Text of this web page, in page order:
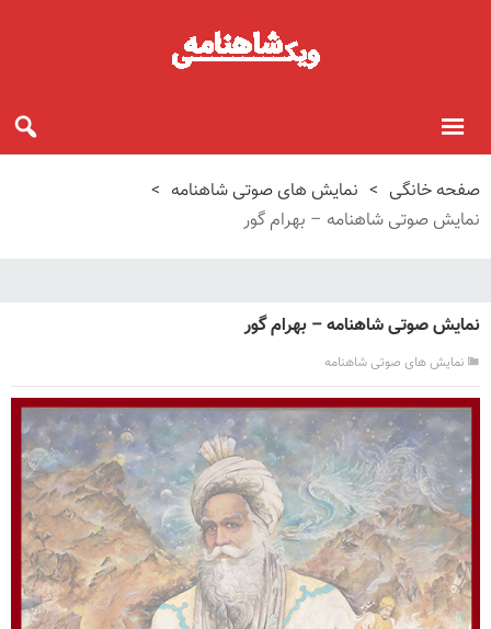
صفحه خانگی > نمایش های صوتی شاهنامه >
نمایش صوتی شاهنامه – بهرام گور
نمایش صوتی شاهنامه – بهرام گور
نمایش های صوتی شاهنامه